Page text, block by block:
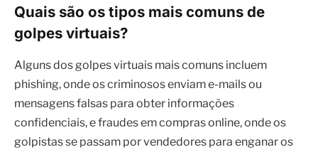
mensagens falsas para obter informações
confidenciais, e fraudes em compras online, onde os
compradores.
Como identificar um golpe virtual?
Geralmente, golpes virtuais apresentam sinais de